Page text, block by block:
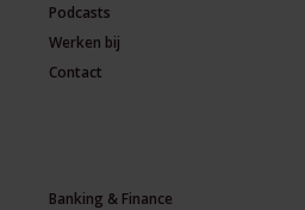
Podcasts
Werken bij
Contact
Banking & Finance